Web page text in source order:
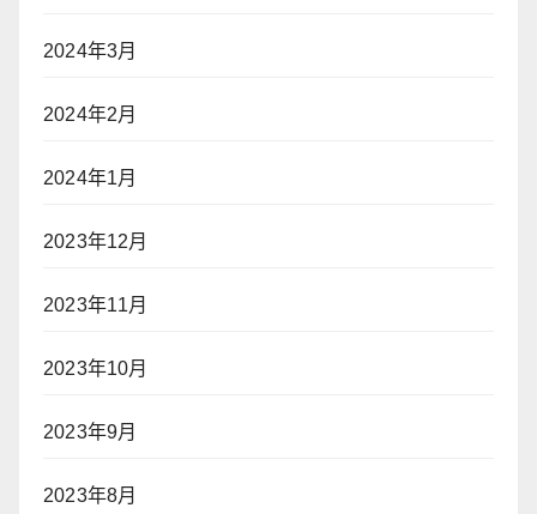
2024年3月
2024年2月
2024年1月
2023年12月
2023年11月
2023年10月
2023年9月
2023年8月